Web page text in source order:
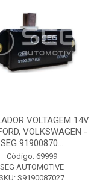
VOLTAGEM 14V
VOLKSWAGEN -
SEG 91900870...
Código: 69999
SEG AUTOMOTIVE
S9190087027